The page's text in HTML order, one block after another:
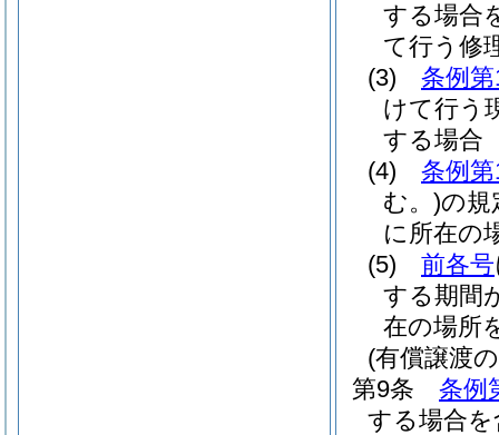
する場合
て行う修
(3)
条例
けて行う
する場合
(4)
条例
む。)の規
に所在の
(5)
前各号
する期間
在の場所
(有償譲渡
第9条
条例
する場合